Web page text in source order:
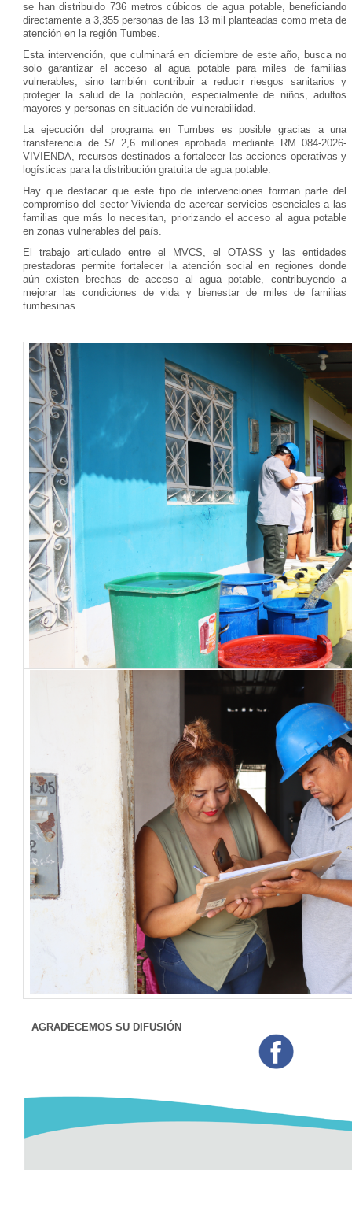
se han distribuido 736 metros cúbicos de agua potable, beneficiando
directamente a 3,355 personas de las 13 mil planteadas como meta de
atención en la región Tumbes.
Esta intervención, que culminará en diciembre de este año, busca no
solo garantizar el acceso al agua potable para miles de familias
vulnerables, sino también contribuir a reducir riesgos sanitarios y
proteger la salud de la población, especialmente de niños, adultos
mayores y personas en situación de vulnerabilidad.
La ejecución del programa en Tumbes es posible gracias a una
transferencia de S/ 2,6 millones aprobada mediante RM 084-2026-
VIVIENDA, recursos destinados a fortalecer las acciones operativas y
logísticas para la distribución gratuita de agua potable.
Hay que destacar que este tipo de intervenciones forman parte del
compromiso del sector Vivienda de acercar servicios esenciales a las
familias que más lo necesitan, priorizando el acceso al agua potable
en zonas vulnerables del país.
El trabajo articulado entre el MVCS, el OTASS y las entidades
prestadoras permite fortalecer la atención social en regiones donde
aún existen brechas de acceso al agua potable, contribuyendo a
mejorar las condiciones de vida y bienestar de miles de familias
tumbesinas.
AGRADECEMOS SU DIFUSIÓN